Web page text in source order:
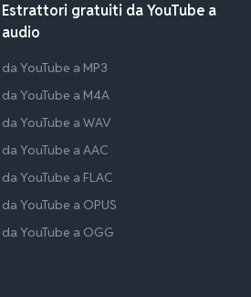
Estrattori gratuiti da YouTube a
audio
da YouTube a MP3
da YouTube a M4A
da YouTube a WAV
da YouTube a AAC
da YouTube a FLAC
da YouTube a OPUS
da YouTube a OGG